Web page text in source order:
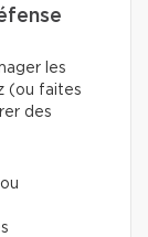
les
(ou faites
des